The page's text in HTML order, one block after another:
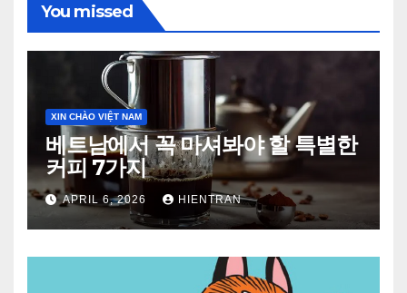
You missed
XIN CHÀO VIỆT NAM
베트남에서 꼭 마셔봐야 할 특별한
커피 7가지
APRIL 6, 2026 HIENTRAN